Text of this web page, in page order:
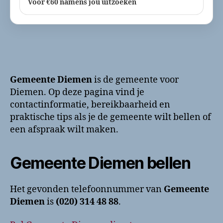
Voor €60 namens jou uitzoeken
Gemeente Diemenis de gemeente voor
Diemen. Op deze pagina vind je
contactinformatie, bereikbaarheid en
praktische tips als je de gemeente wilt bellen of
een afspraak wilt maken.
Gemeente Diemen bellen
Het gevonden telefoonnummer van Gemeente
Diemenis (020) 314 48 88.